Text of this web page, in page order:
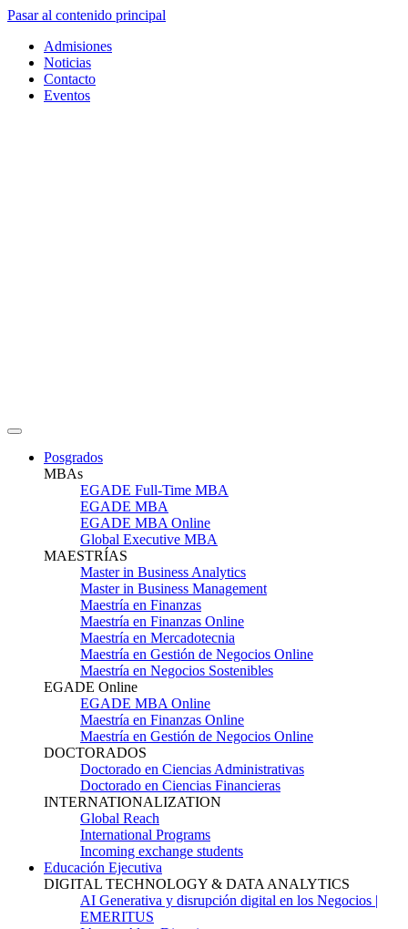
Pasar al contenido principal
Admisiones
Noticias
Contacto
Eventos
Posgrados
MBAs
EGADE Full-Time MBA
EGADE MBA
EGADE MBA Online
Global Executive MBA
MAESTRÍAS
Master in Business Analytics
Master in Business Management
Maestría en Finanzas
Maestría en Finanzas Online
Maestría en Mercadotecnia
Maestría en Gestión de Negocios Online
Maestría en Negocios Sostenibles
EGADE Online
EGADE MBA Online
Maestría en Finanzas Online
Maestría en Gestión de Negocios Online
DOCTORADOS
Doctorado en Ciencias Administrativas
Doctorado en Ciencias Financieras
INTERNATIONALIZATION
Global Reach
International Programs
Incoming exchange students
Educación Ejecutiva
DIGITAL TECHNOLOGY & DATA ANALYTICS
AI Generativa y disrupción digital en los Negocios |
EMERITUS